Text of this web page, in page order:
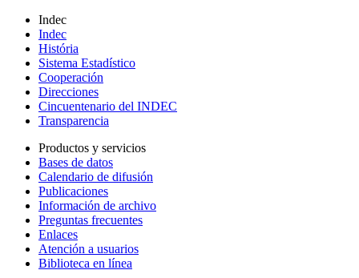
Indec
Indec
História
Sistema Estadístico
Cooperación
Direcciones
Cincuentenario del INDEC
Transparencia
Productos y servicios
Bases de datos
Calendario de difusión
Publicaciones
Información de archivo
Preguntas frecuentes
Enlaces
Atención a usuarios
Biblioteca en línea